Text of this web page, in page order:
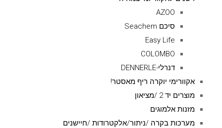
AZOO
סיכם Seachem
Easy Life
COLOMBO
דנרלי-DENNERLE
אקוורימי יוקרה ריף מאסטר!
מוצרים יד 2 /מציאון
מזנות אלמוגים
מערכות בקרה /ניתור/אלקטרודות /חיישנים